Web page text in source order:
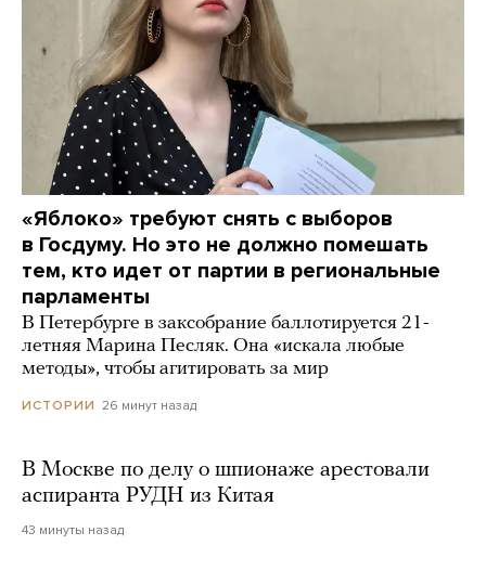
«Яблоко» требуют снять с выборов
в Госдуму. Но это не должно помешать
тем, кто идет от партии в региональные
парламенты
В Петербурге в заксобрание баллотируется 21-
летняя Марина Песляк. Она «искала любые
методы», чтобы агитировать за мир
ИСТОРИИ 26 минут назад
В Москве по делу о шпионаже арестовали
аспиранта РУДН из Китая
43 минуты назад